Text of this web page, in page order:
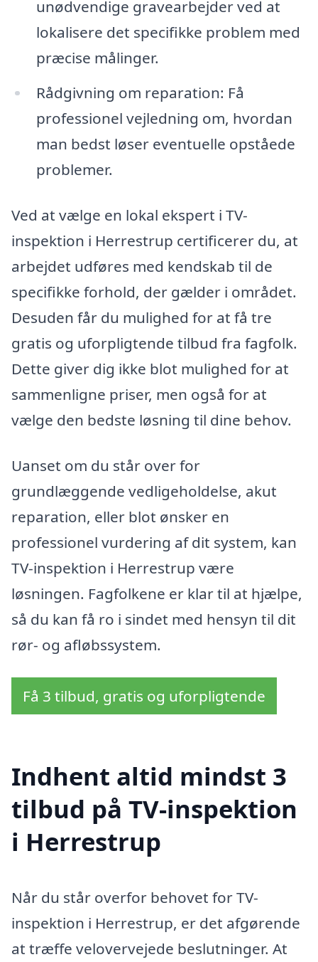
unødvendige gravearbejder ved at
lokalisere det specifikke problem med
præcise målinger.
Rådgivning om reparation: Få
professionel vejledning om, hvordan
man bedst løser eventuelle opståede
problemer.
Ved at vælge en lokal ekspert i TV-
inspektion i Herrestrup certifi­cerer du, at
arbejdet udføres med kendskab til de
specifikke forhold, der gælder i området.
Desuden får du mulighed for at få tre
gratis og uforpligtende tilbud fra fagfolk.
Dette giver dig ikke blot mulighed for at
sammenligne priser, men også for at
vælge den bedste løsning til dine behov.
Uanset om du står over for
grundlæggende vedligeholdelse, akut
reparation, eller blot ønsker en
professionel vurdering af dit system, kan
TV-inspektion i Herrestrup være
løsningen. Fagfolkene er klar til at hjælpe,
så du kan få ro i sindet med hensyn til dit
rør- og afløbssystem.
Få 3 tilbud, gratis og uforpligtende
Indhent altid mindst 3
tilbud på TV-inspektion
i Herrestrup
Når du står overfor behovet for TV-
inspektion i Herrestrup, er det afgørende
at træffe velovervejede beslutninger. At